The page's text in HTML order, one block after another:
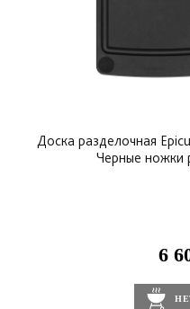
Доска разделочная
Черные ножки
6